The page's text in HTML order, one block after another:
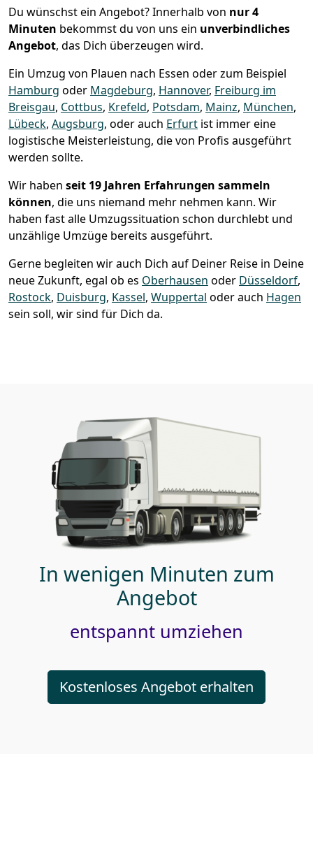
Du wünschst ein Angebot? Innerhalb von nur 4
Minuten bekommst du von uns ein unverbindliches
Angebot, das Dich überzeugen wird.
Ein Umzug von Plauen nach Essen oder zum Beispiel
Hamburg oder Magdeburg, Hannover, Freiburg im
Breisgau, Cottbus, Krefeld, Potsdam, Mainz, München,
Lübeck, Augsburg, oder auch Erfurt ist immer eine
logistische Meisterleistung, die von Profis ausgeführt
werden sollte.
Wir haben seit 19 Jahren Erfahrungen sammeln
können, die uns niemand mehr nehmen kann. Wir
haben fast alle Umzugssituation schon durchlebt und
unzählige Umzüge bereits ausgeführt.
Gerne begleiten wir auch Dich auf Deiner Reise in Deine
neue Zukunft, egal ob es Oberhausen oder Düsseldorf,
Rostock, Duisburg, Kassel, Wuppertal oder auch Hagen
sein soll, wir sind für Dich da.
In wenigen Minuten zum
Angebot
entspannt umziehen
Kostenloses Angebot erhalten